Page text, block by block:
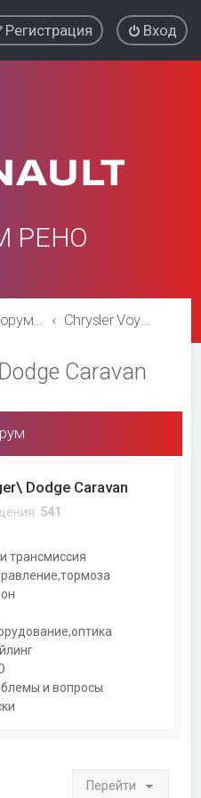
Вход
Регистрация
РЕНО
Список форумов Chrysler Voyager\ Dodge Caravan
Caravan
Dodge Caravan
541
трансмиссия
и вопросы
Перейти